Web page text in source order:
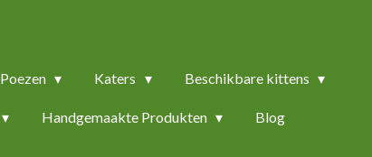
Poezen Katers Beschikbare kittens
Handgemaakte Produkten Blog